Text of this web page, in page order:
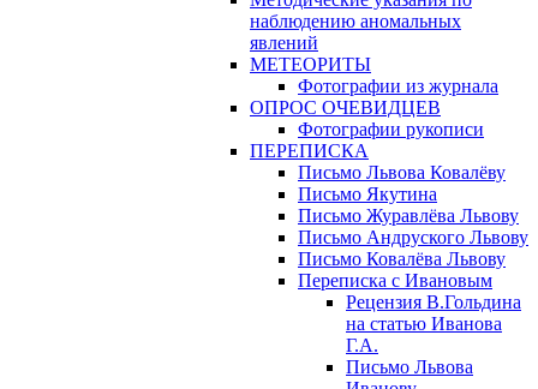
наблюдению аномальных
явлений
МЕТЕОРИТЫ
Фотографии из журнала
ОПРОС ОЧЕВИДЦЕВ
Фотографии рукописи
ПЕРЕПИСКА
Письмо Львова Ковалёву
Письмо Якутина
Письмо Журавлёва Львову
Письмо Андруского Львову
Письмо Ковалёва Львову
Переписка с Ивановым
Рецензия В.Гольдина
на статью Иванова
Г.А.
Письмо Львова